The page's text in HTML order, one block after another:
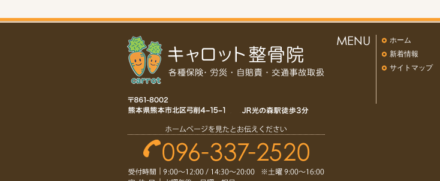
ホーム
新着情報
サイトマップ